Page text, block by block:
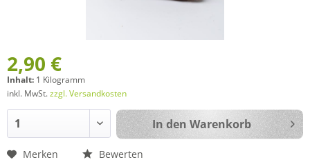
2,90 €
Inhalt: 1 Kilogramm
inkl. MwSt.zzgl. Versandkosten
In den Warenkorb
Merken Bewerten